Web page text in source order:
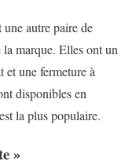
autre paire de
la marque. Elles ont un
et une fermeture à
disponibles en
la plus populaire.
»